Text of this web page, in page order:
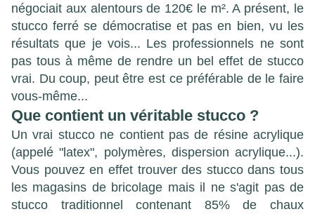
négociait aux alentours de 120€ le m². A présent, le
stucco ferré se démocratise et pas en bien, vu les
résultats que je vois... Les professionnels ne sont
pas tous à même de rendre un bel effet de stucco
vrai. Du coup, peut être est ce préférable de le faire
vous-même...
Que contient un véritable stucco ?
Un vrai stucco ne contient pas de résine acrylique
(appelé "latex", polymères, dispersion acrylique...).
Vous pouvez en effet trouver des stucco dans tous
les magasins de bricolage mais il ne s'agit pas de
stucco traditionnel contenant 85% de chaux